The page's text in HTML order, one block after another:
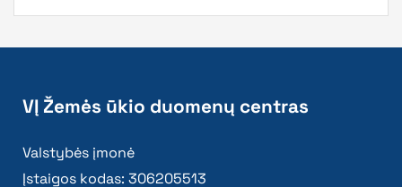
VĮ Žemės ūkio duomenų centras
Valstybės įmonė
Įstaigos kodas: 306205513